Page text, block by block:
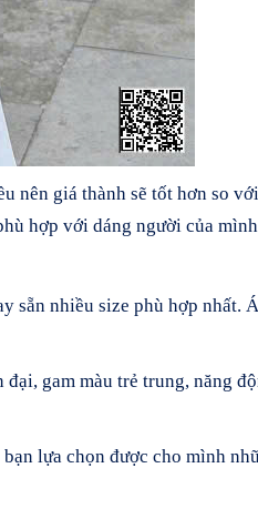
nên giá thành sẽ tốt hơn so
hợp với dáng người của
sẵn nhiều size phù hợp nhất.
gam màu trẻ trung, năng
lựa chọn được cho mình